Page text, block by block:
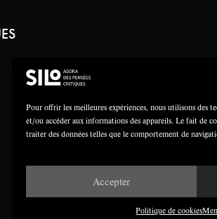
Pour offrir les meilleures expériences, nous utilisons des
et/ou accéder aux informations des appareils. Le fait de
traiter des données telles que le comportement de
Accepter
Politique de cookies